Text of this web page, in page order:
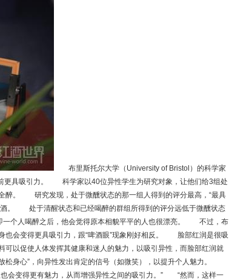
布里斯托尔大学（University of Bristol）的科学家
更具吸引力。 科学家以40位异性学生为研究对象，让他们给3组处
醉。 研究发现，处于微醺状态的那一组人得到的评分最高，“最具
酒。 处于清醒状态和已经喝醉的群组所得到的评分远低于微醺状态
个人喝醉之后，他会觉得原本相貌平平的人也很漂亮。 不过，布
也会变得更具吸引力，跟“啤酒眼”现象刚好相反。 脸部红润是很吸
以促使人体发挥其健康和迷人的魅力，以吸引异性，而脸部红润就
松身心”，向异性发出肯定的信号（如微笑），以提升个人魅力。
会变得更有魅力，从而增强异性之间的吸引力。” “然而，这样一